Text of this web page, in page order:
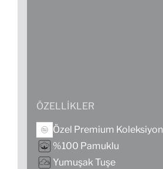
ÖZELLIKLER
Özel Premium Koleksiyon
%100 Pamuklu
Yumuşak Tuşe